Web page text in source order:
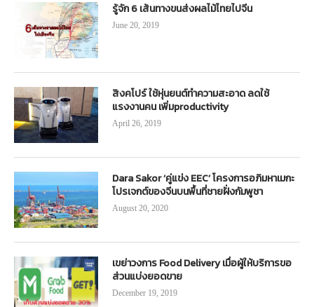
รู้จัก 6 เส้นทางขนส่งผลไม้ไทยไปจีน
June 20, 2019
สิงคโปร์ ใช้หุ่นยนต์ทำความสะอาด ลดใช้
แรงงานคน เพิ่มproductivity
April 26, 2019
Dara Sakor ‘คู่แข่ง EEC’ โครงการอภิมหาเมกะ
โปรเจกต์ของจีนบนพื้นที่ชายฝั่งกัมพูชา
August 20, 2020
เขย่าวงการ Food Delivery เมื่อผู้ให้บริการขอ
ส่วนแบ่งยอดขาย
December 19, 2019